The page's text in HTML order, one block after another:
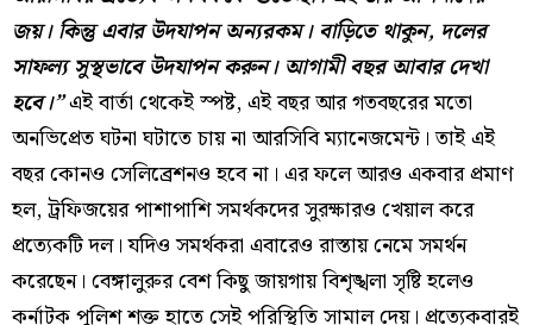
জয়। কিন্তু এবার উদযাপন অন্যরকম। বাড়িতে থাকুন, দলের
সাফল্য সুস্থভাবে উদযাপন করুন। আগামী বছর আবার দেখা
হবে।”এই বার্তা থেকেই স্পষ্ট, এই বছর আর গতবছরের মতো
অনভিপ্রেত ঘটনা ঘটাতে চায় না আরসিবি ম্যানেজমেন্ট। তাই এই
বছর কোনও সেলিব্রেশনও হবে না। এর ফলে আরও একবার প্রমাণ
হল, ট্রফিজয়ের পাশাপাশি সমর্থকদের সুরক্ষারও খেয়াল করে
প্রত্যেকটি দল। যদিও সমর্থকরা এবারেও রাস্তায় নেমে সমর্থন
করেছেন। বেঙ্গালুরুর বেশ কিছু জায়গায় বিশৃঙ্খলা সৃষ্টি হলেও
কর্নাটক পুলিশ শক্ত হাতে সেই পরিস্থিতি সামাল দেয়। প্রত্যেকবারই